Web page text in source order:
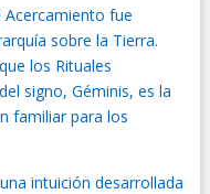
fue
sobre la Tierra.
los Rituales
signo, Géminis, es la
familiar para los
intuición desarrollada